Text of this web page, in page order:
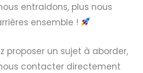
entraidons, plus nous
ensemble !
proposer un sujet à aborder,
contacter directement